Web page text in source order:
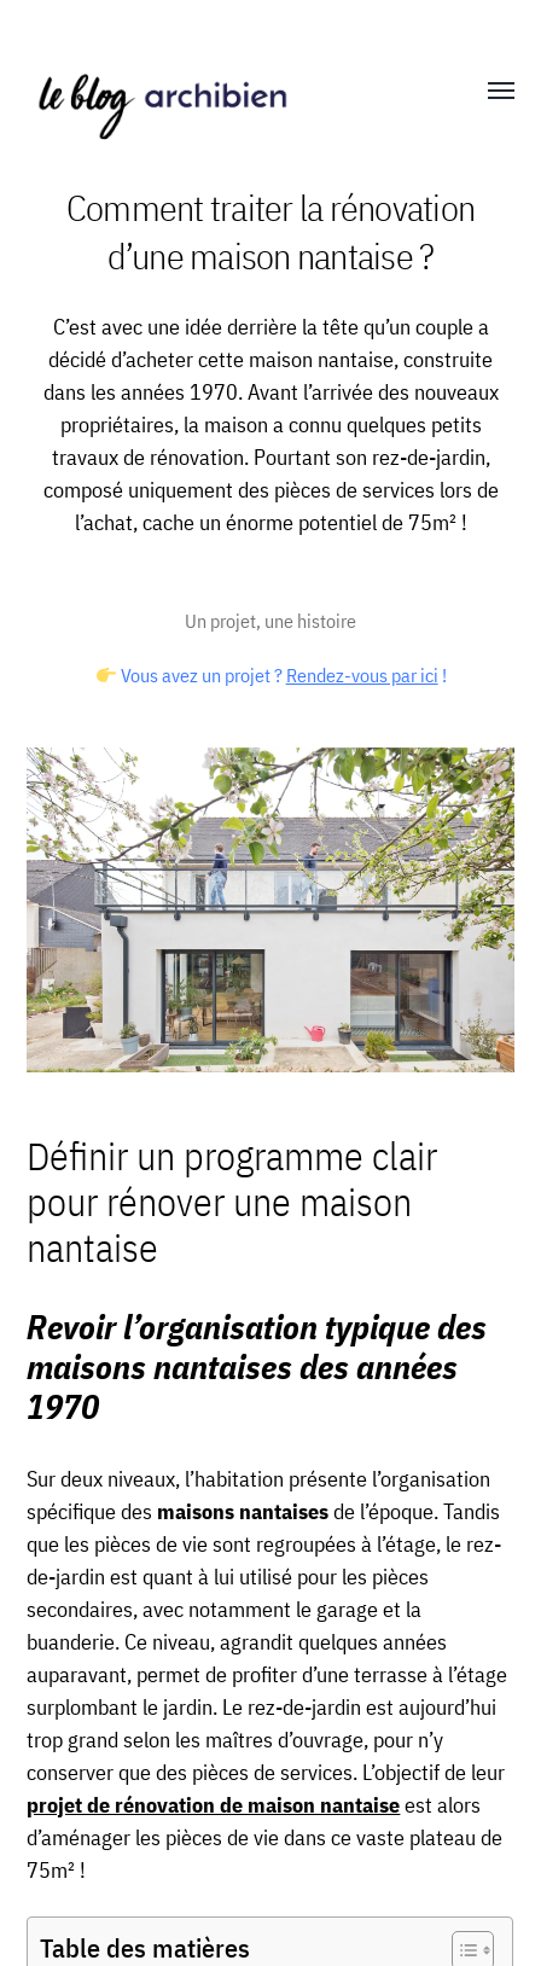
Archibien
Comment traiter la rénovation
d’une maison nantaise ?
C’est avec une idée derrière la tête qu’un couple a
décidé d’acheter cette maison nantaise, construite
dans les années 1970. Avant l’arrivée des nouveaux
propriétaires, la maison a connu quelques petits
travaux de rénovation. Pourtant son rez-de-jardin,
composé uniquement des pièces de services lors de
l’achat, cache un énorme potentiel de 75m² !
Un projet, une histoire
Vous avez un projet ? Rendez-vous par ici !
Définir un programme clair
pour rénover une maison
nantaise
Revoir l’organisation typique des
maisons nantaises des années
1970
Sur deux niveaux, l’habitation présente l’organisation
spécifique des maisons nantaisesde l’époque. Tandis
que les pièces de vie sont regroupées à l’étage, le rez-
de-jardin est quant à lui utilisé pour les pièces
secondaires, avec notamment le garage et la
buanderie. Ce niveau, agrandit quelques années
auparavant, permet de profiter d’une terrasse à l’étage
surplombant le jardin. Le rez-de-jardin est aujourd’hui
trop grand selon les maîtres d’ouvrage, pour n’y
conserver que des pièces de services. L’objectif de leur
projet de rénovation de maison nantaiseest alors
d’aménager les pièces de vie dans ce vaste plateau de
75m² !
Table des matières